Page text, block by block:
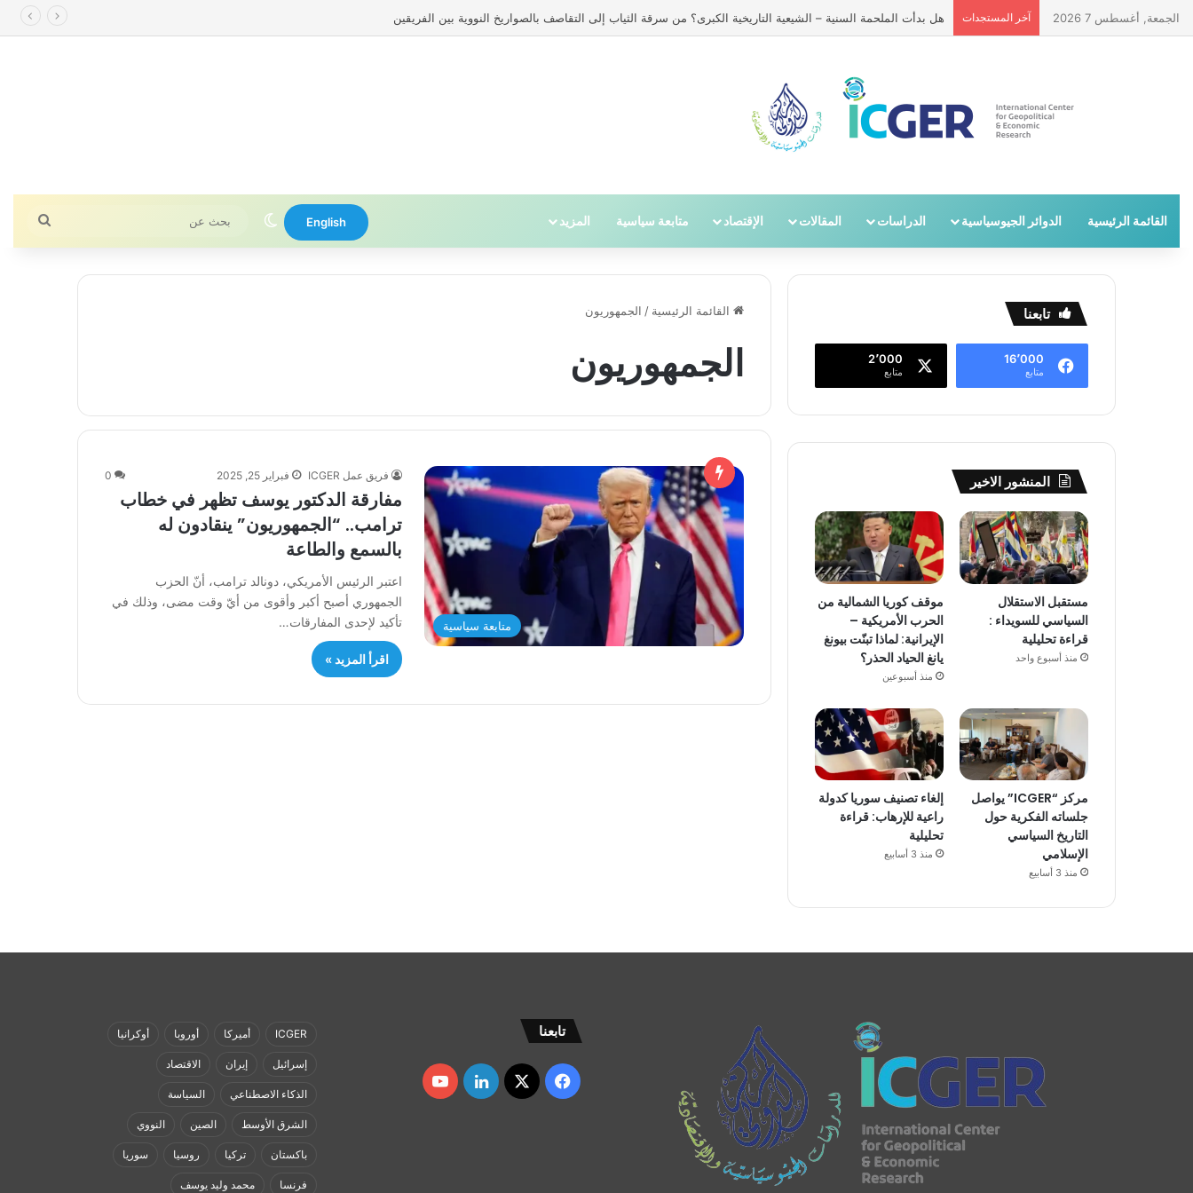
الجمعة, أغسطس 7 2026 آخر المستجدات هل بدأت الملحمة السنية – الشيعية التاريخية الكبرى؟ من سرقة الثياب إلى التقاصف بالصواريخ النووية بين الفريقين
القائمة الرئيسية الدوائر الجيوسياسية الدراسات المقالات الإقتصاد متابعة سياسية المزيد English الوضع المظلم
عن
القائمة الرئيسية / الجمهوريون
الجمهوريون
متابعة سياسية
فريق عمل ICGER فبراير 25, 2025 0
مفارقة الدكتور يوسف تظهر في خطاب
ترامب.. “الجمهوريون” ينقادون له
بالسمع والطاعة
اعتبر الرئيس الأمريكي، دونالد ترامب، أنّ الحزب
الجمهوري أصبح أكبر وأقوى من أيّ وقت مضى، وذلك في
تأكيد لإحدى المفارقات…
اقرأ المزيد »
تابعنا
16٬000
متابع
2٬000
متابع
المنشور الاخير
مستقبل الاستقلال
السياسي للسويداء :
قراءة تحليلية
منذ أسبوع واحد
موقف كوريا الشمالية من
الحرب الأمريكية –
الإيرانية: لماذا تبنّت بيونغ
يانغ الحياد الحذر؟
منذ أسبوعين
مركز “ICGER” يواصل
جلساته الفكرية حول
التاريخ السياسي
الإسلامي
منذ 3 أسابيع
إلغاء تصنيف سوريا كدولة
راعية للإرهاب: قراءة
تحليلية
منذ 3 أسابيع
تابعنا
فيسبوك
‫X لينكدإن ‫YouTube
ICGER أميركا أوروبا أوكرانيا
إسرائيل إيران الاقتصاد
الذكاء الاصطناعي السياسة
الشرق الأوسط الصين النووي
باكستان تركيا روسيا سوريا
فرنسا محمد وليد يوسف